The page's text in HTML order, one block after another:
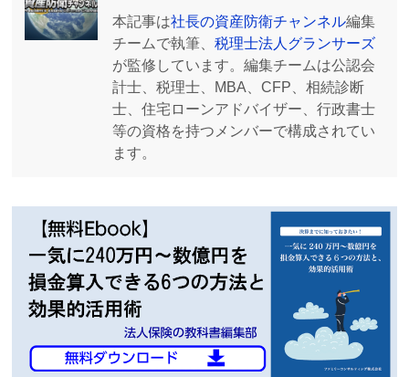
本記事は社長の資産防衛チャンネル編集
チームで執筆、 税理士法人グランサーズ
が監修しています。編集チームは公認会
計士、税理士、MBA、CFP、相続診断
士、住宅ローンアドバイザー、行政書士
等の資格を持つメンバーで構成されてい
ます。